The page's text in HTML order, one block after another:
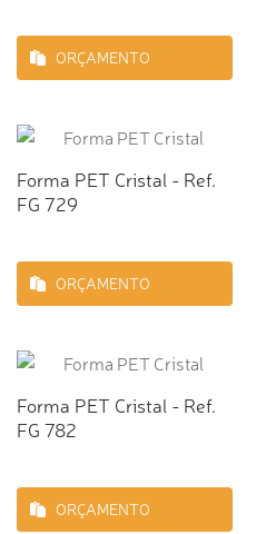
ORÇAMENTO
Forma PET Cristal - Ref.
FG 729
ORÇAMENTO
Forma PET Cristal - Ref.
FG 782
ORÇAMENTO